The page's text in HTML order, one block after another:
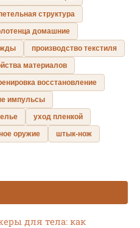
структура
домашние
производство текстиля
материалов
восстановление
импульсы
уход пленкой
оружие
штык-нож
для тела: как